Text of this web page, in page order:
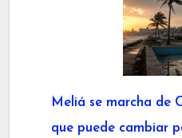
Meliá se marcha de
que puede cambiar